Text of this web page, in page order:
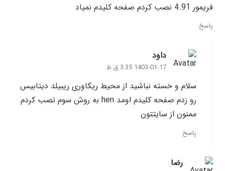
فریمور 4.91 نصب کردم صفحه کلیدم نمیاد
پاسخ
داود
1403-01-17 3:35 ق.ظ
سلام و خسته نباشید از محیط ریکاوری ریبیلد دیتابیس
رو زدم صفحه کلیدم اومد hen به روش سوم نصب کردم
ممنون از سایتتون
پاسخ
رضا